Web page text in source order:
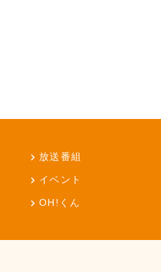
放送番組
イベント
OH!くん